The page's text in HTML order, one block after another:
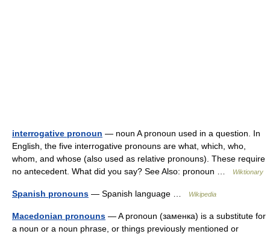
interrogative pronoun — noun A pronoun used in a question. In
English, the five interrogative pronouns are what, which, who,
whom, and whose (also used as relative pronouns). These require
no antecedent. What did you say? See Also: pronoun …
Wiktionary
Spanish pronouns — Spanish language … Wikipedia
Macedonian pronouns — A pronoun (заменка) is a substitute for
a noun or a noun phrase, or things previously mentioned or